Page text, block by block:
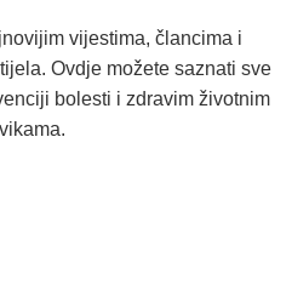
vijestima, člancima i
Ovdje možete saznati sve
bolesti i zdravim životnim